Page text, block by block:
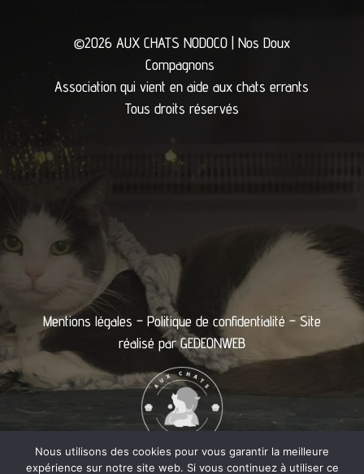
©2026 AUX CHATS NODOCO | Nos Doux
Compagnons
Association qui vient en aide aux chats errants
Tous droits réservés
Mentions légales – Politique de confidentialité – Site
réalisé parGEDEONWEB
Nous utilisons des cookies pour vous garantir la meilleure
expérience sur notre site web. Si vous continuez à utiliser ce